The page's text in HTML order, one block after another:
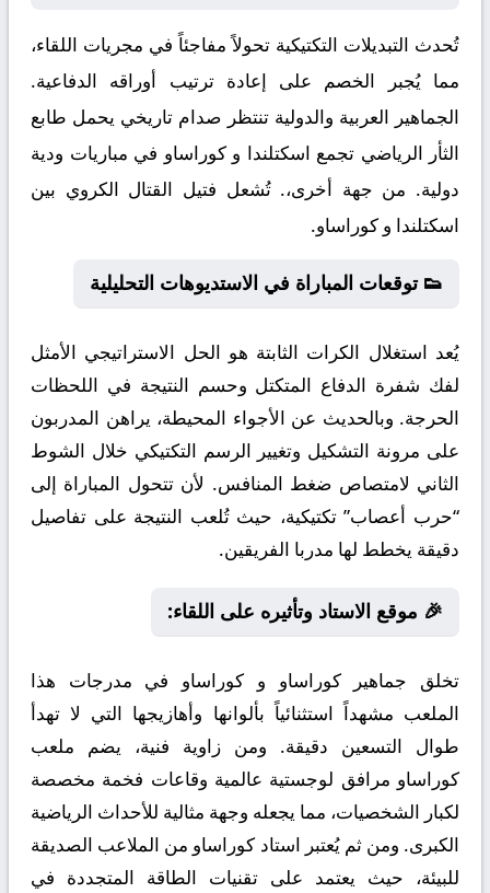
تُحدث التبديلات التكتيكية تحولاً مفاجئاً في مجريات اللقاء،
مما يُجبر الخصم على إعادة ترتيب أوراقه الدفاعية.
الجماهير العربية والدولية تنتظر صدام تاريخي يحمل طابع
الثأر الرياضي تجمع اسكتلندا و كوراساو في مباريات ودية
دولية. من جهة أخرى،. تُشعل فتيل القتال الكروي بين
اسكتلندا و كوراساو.
👟 توقعات المباراة في الاستديوهات التحليلية
يُعد استغلال الكرات الثابتة هو الحل الاستراتيجي الأمثل
لفك شفرة الدفاع المتكتل وحسم النتيجة في اللحظات
الحرجة. وبالحديث عن الأجواء المحيطة، يراهن المدربون
على مرونة التشكيل وتغيير الرسم التكتيكي خلال الشوط
الثاني لامتصاص ضغط المنافس. لأن تتحول المباراة إلى
“حرب أعصاب” تكتيكية، حيث تُلعب النتيجة على تفاصيل
دقيقة يخطط لها مدربا الفريقين.
🎉 موقع الاستاد وتأثيره على اللقاء:
تخلق جماهير كوراساو و كوراساو في مدرجات هذا
الملعب مشهداً استثنائياً بألوانها وأهازيجها التي لا تهدأ
طوال التسعين دقيقة. ومن زاوية فنية، يضم ملعب
كوراساو مرافق لوجستية عالمية وقاعات فخمة مخصصة
لكبار الشخصيات، مما يجعله وجهة مثالية للأحداث الرياضية
الكبرى. ومن ثم يُعتبر استاد كوراساو من الملاعب الصديقة
للبيئة، حيث يعتمد على تقنيات الطاقة المتجددة في